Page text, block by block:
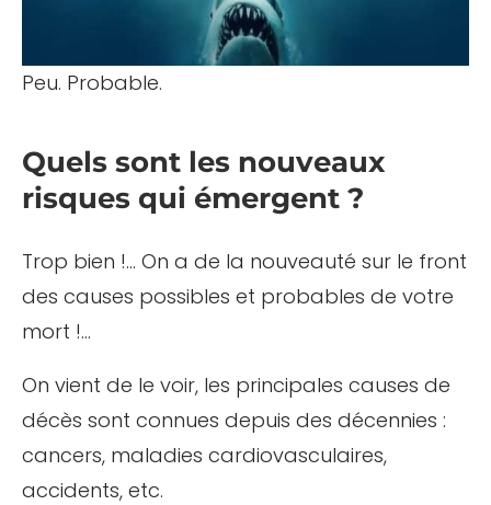
Peu. Probable.
Quels sont les nouveaux
risques qui émergent ?
Trop bien !… On a de la nouveauté sur le front
des causes possibles et probables de votre
mort !…
On vient de le voir, les principales causes de
décès sont connues depuis des décennies :
cancers, maladies cardiovasculaires,
accidents, etc.